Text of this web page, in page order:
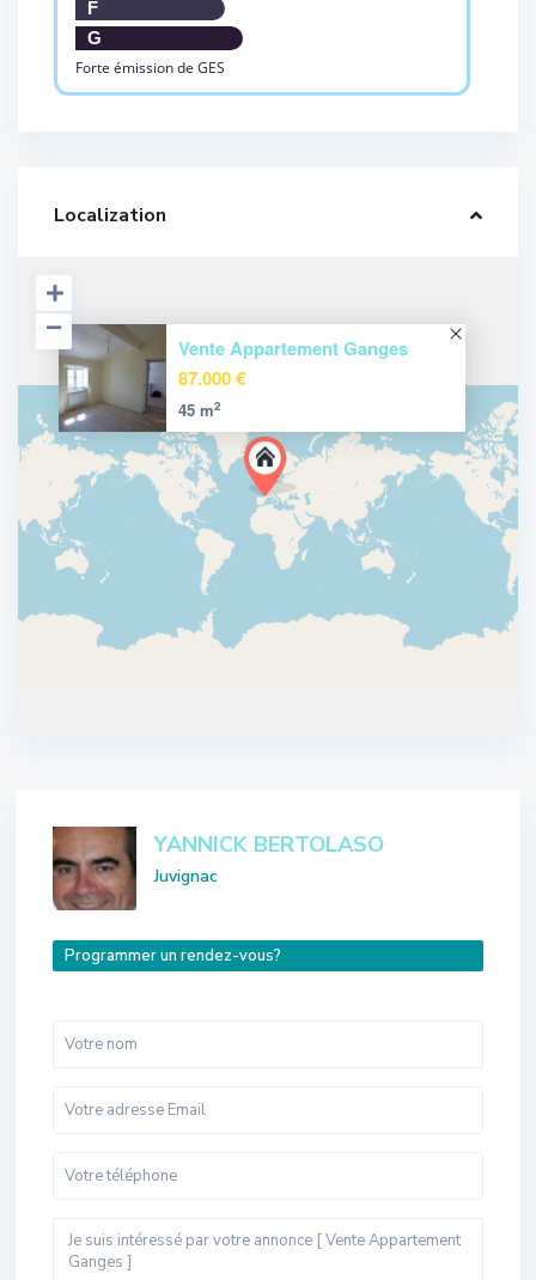
F
G
Forte émission de GES
Localization
Vente Appartement Ganges
87.000 €
45 m2
YANNICK BERTOLASO
Juvignac
Programmer un rendez-vous?